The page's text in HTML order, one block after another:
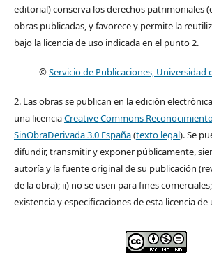
editorial) conserva los derechos patrimoniales
obras publicadas, y favorece y permite la
bajo la licencia de uso indicada en el punto 2.
©Servicio de Publicaciones, Universidad
2. Las obras se publican en la edición
una licenciaCreative Commons
SinObraDerivada 3.0 España(texto legal). Se
difundir, transmitir y exponer públicamente,
autoría y la fuente original de su publicación
de la obra); ii) no se usen para fines
existencia y especificaciones de esta licencia de